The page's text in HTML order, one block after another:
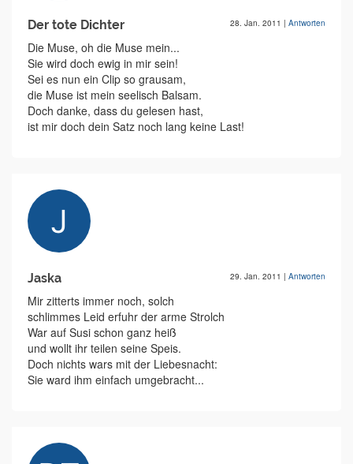
Der tote Dichter 28. Jan. 2011 | Antworten
Die Muse, oh die Muse mein...
Sie wird doch ewig in mir sein!
Sei es nun ein Clip so grausam,
die Muse ist mein seelisch Balsam.
Doch danke, dass du gelesen hast,
ist mir doch dein Satz noch lang keine Last!
Jaska 29. Jan. 2011 | Antworten
Mir zitterts immer noch, solch
schlimmes Leid erfuhr der arme Strolch
War auf Susi schon ganz heiß
und wollt ihr teilen seine Speis.
Doch nichts wars mit der Liebesnacht:
Sie ward ihm einfach umgebracht...